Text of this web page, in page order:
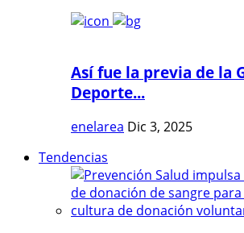
Así fue la previa de la
Deporte...
enelarea Dic 3, 2025
Tendencias